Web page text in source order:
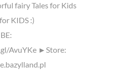
fairy Tales for Kids
KIDS :)
AvuYKe ►Store: